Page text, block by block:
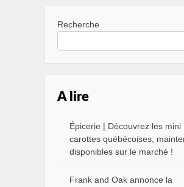
Recherche
A lire
Épicerie | Découvrez les mini
carottes québécoises,
disponibles sur le marché !
Frank and Oak annonce la